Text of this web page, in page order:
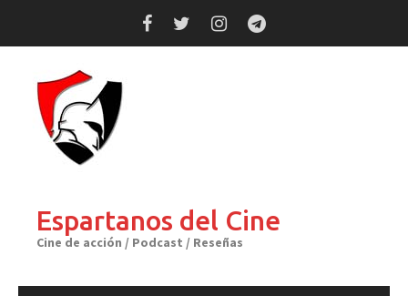
Espartanos del Cine
Cine de acción / Podcast / Reseñas